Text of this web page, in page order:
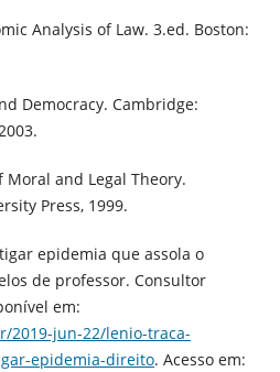
Analysis of Law. 3.ed. Boston:
Democracy. Cambridge:
Moral and Legal Theory.
Press, 1999.
epidemia que assola o
de professor. Consultor
em:
2019-jun-22/lenio-traca-
epidemia-direito. Acesso em: